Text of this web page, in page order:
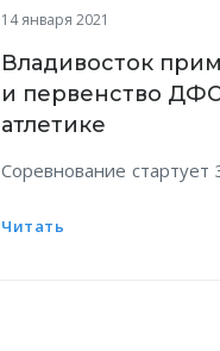
14 января 2021
Владивосток
и первенство
атлетике
Соревнование стартует
Читать